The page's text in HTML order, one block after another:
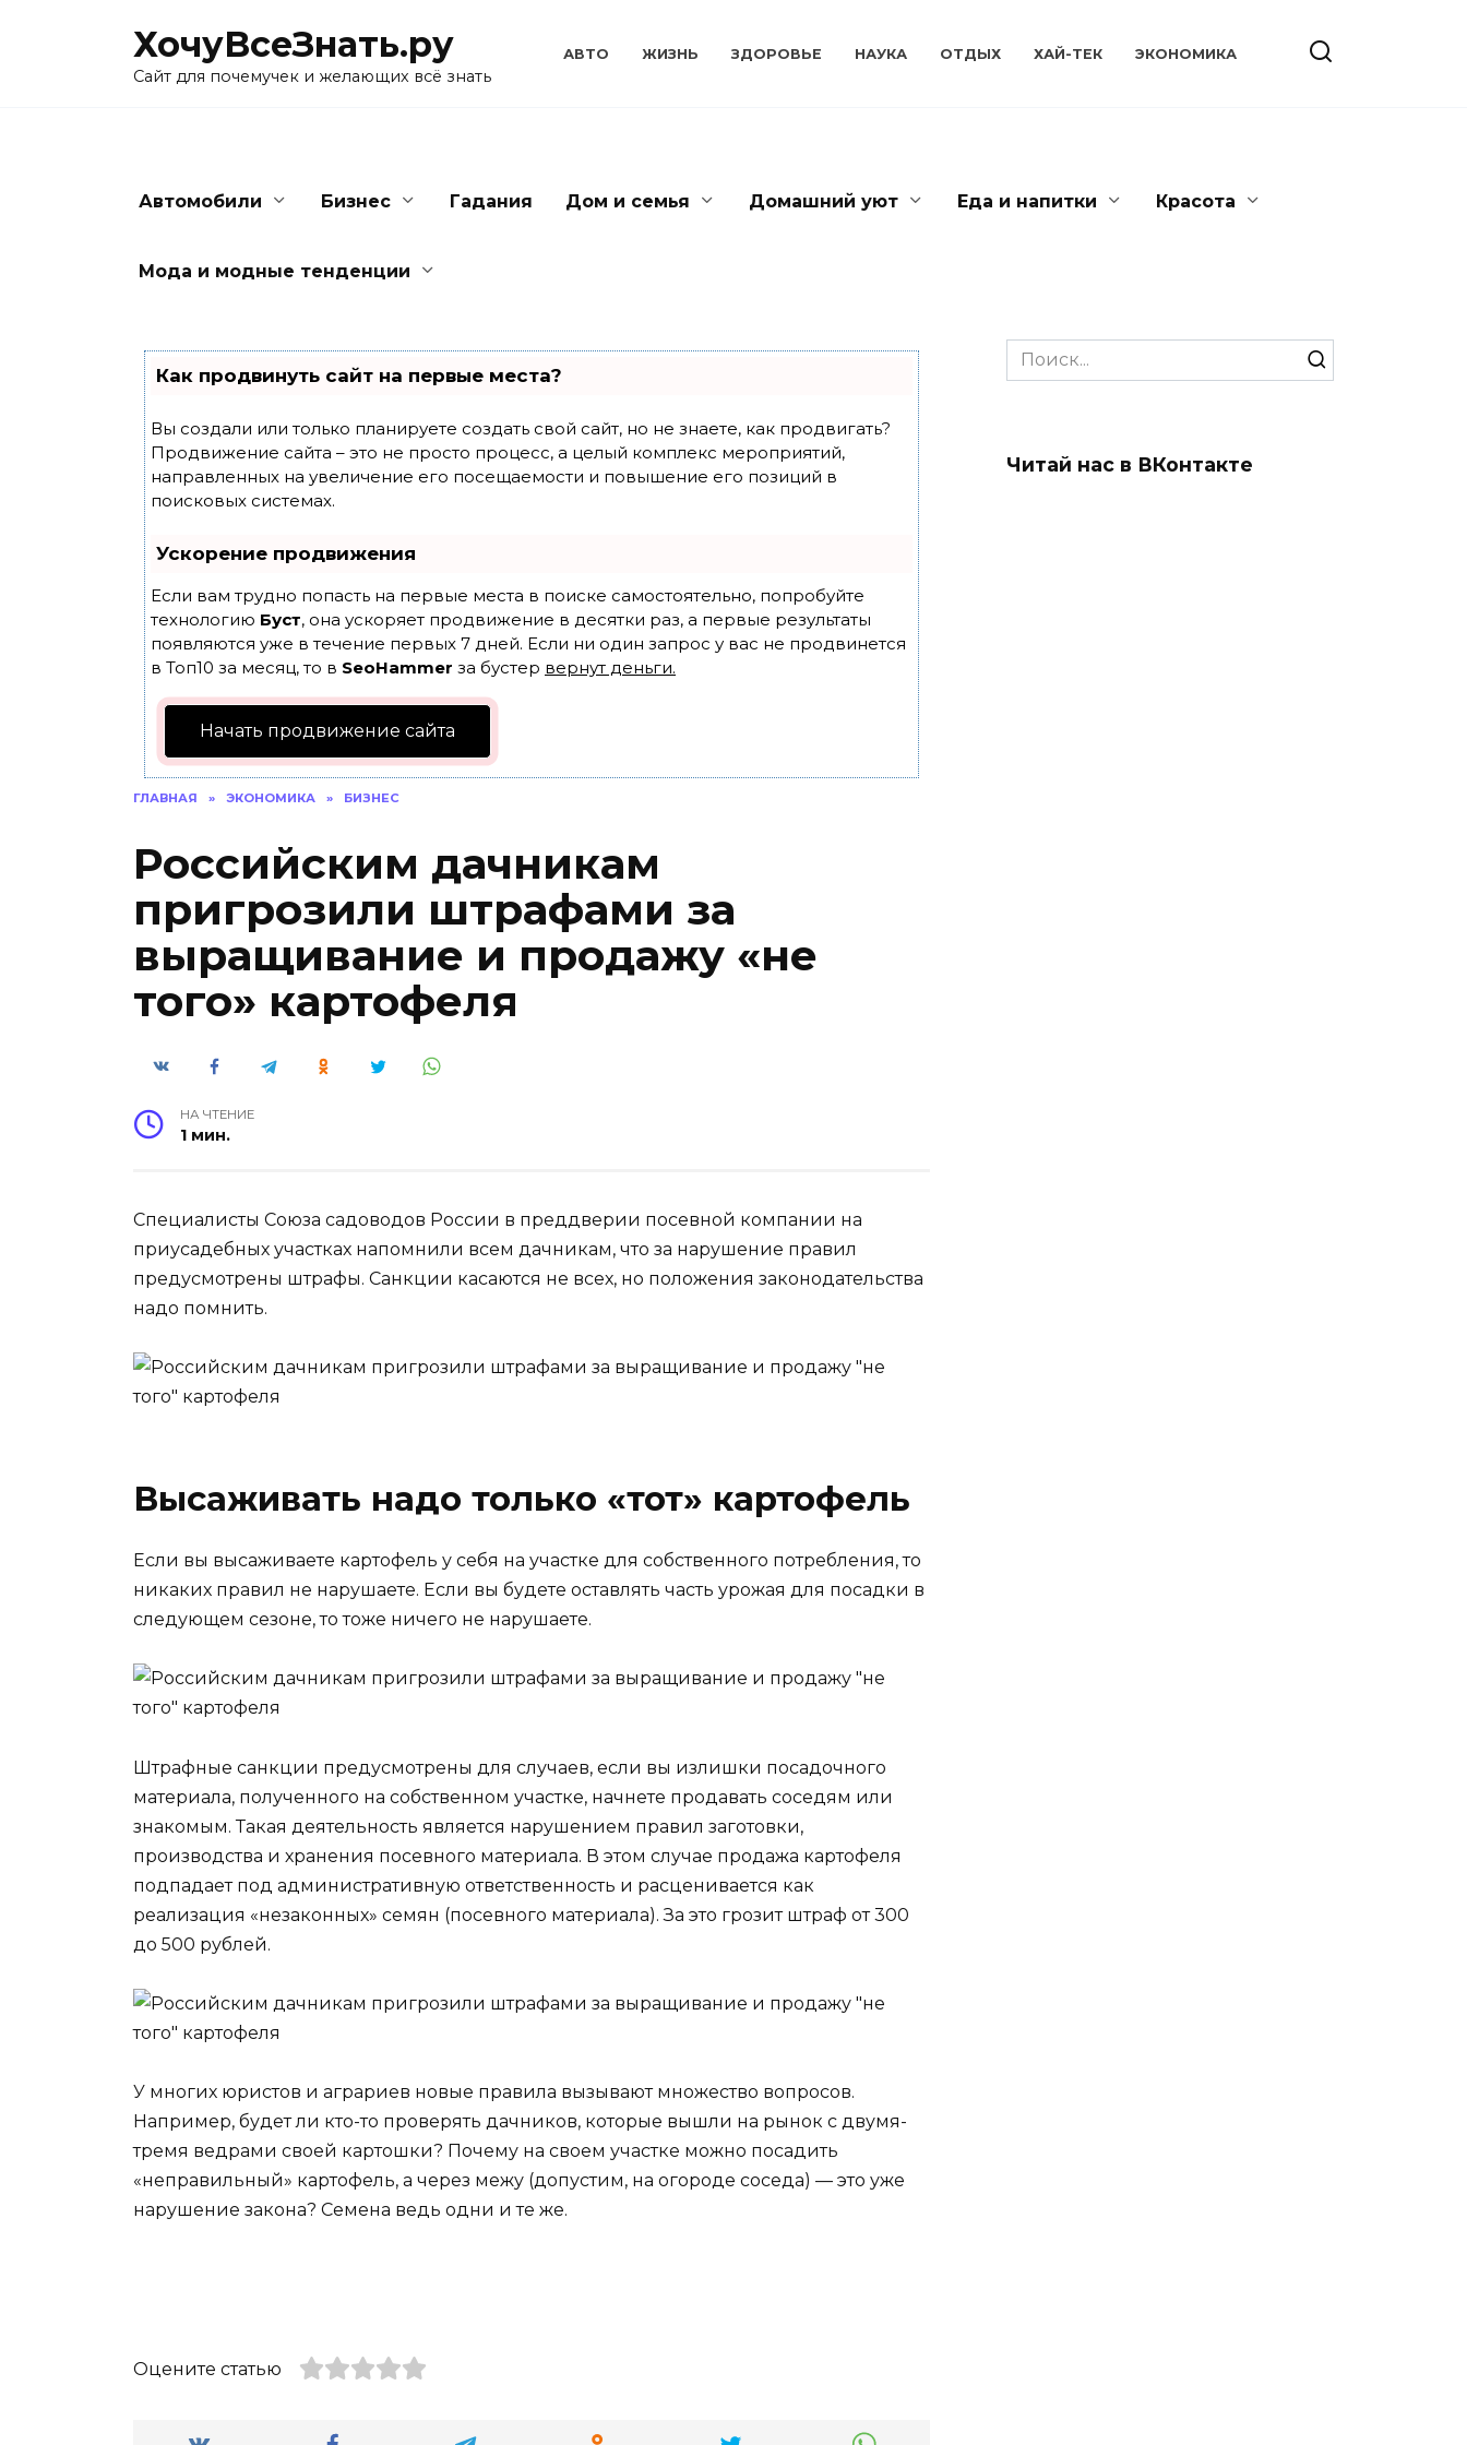
ХочуВсеЗнать.ру
Сайт для почемучек и желающих всё знать
АВТО ЖИЗНЬ ЗДОРОВЬЕ НАУКА ОТДЫХ ХАЙ-ТЕК ЭКОНОМИКА
Автомобили Бизнес Гадания Дом и семья Домашний уют Еда и напитки Красота
Мода и модные тенденции
Как продвинуть сайт на первые места?
Вы создали или только планируете создать свой сайт, но не знаете, как продвигать?
Продвижение сайта – это не просто процесс, а целый комплекс мероприятий,
направленных на увеличение его посещаемости и повышение его позиций в
поисковых системах.
Ускорение продвижения
Если вам трудно попасть на первые места в поиске самостоятельно, попробуйте
технологию Буст, она ускоряет продвижение в десятки раз, а первые результаты
появляются уже в течение первых 7 дней. Если ни один запрос у вас не продвинется
в Топ10 за месяц, то в SeoHammer за бустер вернут деньги.
Начать продвижение сайта
ГЛАВНАЯ » ЭКОНОМИКА » БИЗНЕС
Российским дачникам
пригрозили штрафами за
выращивание и продажу «не
того» картофеля
НА ЧТЕНИЕ
1 мин.
Специалисты Союза садоводов России в преддверии посевной компании на
приусадебных участках напомнили всем дачникам, что за нарушение правил
предусмотрены штрафы. Санкции касаются не всех, но положения законодательства
надо помнить.
Высаживать надо только «тот» картофель
Если вы высаживаете картофель у себя на участке для собственного потребления, то
никаких правил не нарушаете. Если вы будете оставлять часть урожая для посадки в
следующем сезоне, то тоже ничего не нарушаете.
Штрафные санкции предусмотрены для случаев, если вы излишки посадочного
материала, полученного на собственном участке, начнете продавать соседям или
знакомым. Такая деятельность является нарушением правил заготовки,
производства и хранения посевного материала. В этом случае продажа картофеля
подпадает под административную ответственность и расценивается как
реализация «незаконных» семян (посевного материала). За это грозит штраф от 300
до 500 рублей.
У многих юристов и аграриев новые правила вызывают множество вопросов.
Например, будет ли кто-то проверять дачников, которые вышли на рынок с двумя-
тремя ведрами своей картошки? Почему на своем участке можно посадить
«неправильный» картофель, а через межу (допустим, на огороде соседа) — это уже
нарушение закона? Семена ведь одни и те же.
Оцените статью
Search
for:
Читай нас в ВКонтакте